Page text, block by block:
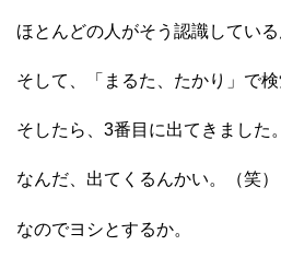
ほとんどの人がそう認識している
そして、「まるた、たかり」で検
そしたら、3番目に出てきました。
なんだ、出てくるんかい。（笑）
なのでヨシとするか。